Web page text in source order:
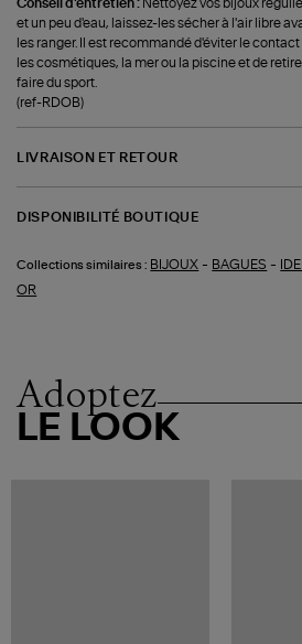
Conseil d'entretien : Nettoyez vos bijoux
et un peu d'eau, laissez-les sécher à l'air libre
les ranger. Il est recommandé d'éviter le
les cosmétiques, la mer ou la piscine et de
faire du sport.
(ref-RDOB)
LIVRAISON ET RETOUR
DISPONIBILITÉ BOUTIQUE
Collections similaires : BIJOUX - BAGUES -
OR
Adoptez
LE LOOK